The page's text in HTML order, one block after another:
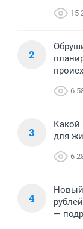
15
2
6
3
Какой
для
6
4
Новый
—